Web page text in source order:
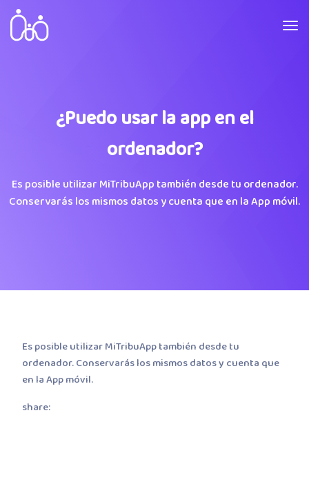
¿Puedo usar la app en el
ordenador?
Es posible utilizar MiTribuApp también desde tu ordenador.
Conservarás los mismos datos y cuenta que en la App móvil.
Es posible utilizar MiTribuApp también desde tu
ordenador. Conservarás los mismos datos y cuenta que
en la App móvil.
share: